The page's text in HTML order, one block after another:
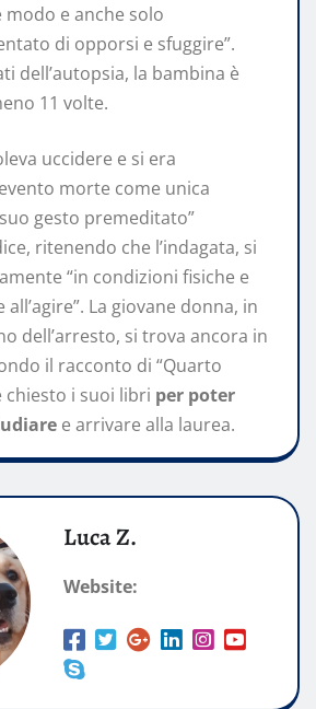
e anche solo
di opporsi e sfuggire”.
dell’autopsia, la bambina è
11 volte.
uccidere e si era
morte come unica
gesto premeditato”
ritenendo che l’indagata, si
“in condizioni fisiche e
La giovane donna, in
dell’arresto, si trova ancora in
il racconto di “Quarto
chiesto i suoi libri per poter
e arrivare alla laurea.
Luca Z.
Website: